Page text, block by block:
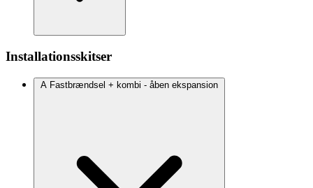
Installationsskitser
A Fastbrændsel + kombi - åben ekspansion